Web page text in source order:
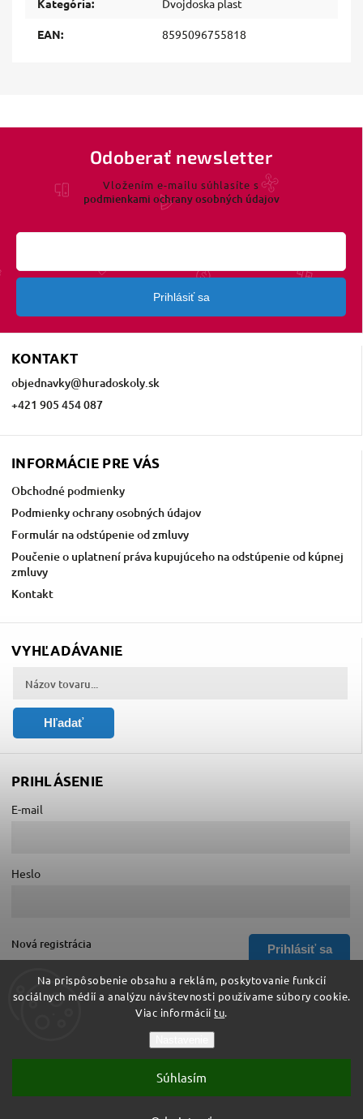
Na prispôsobenie obsahu a reklám, poskytovanie funkcií
sociálnych médií a analýzu návštevnosti používame súbory cookie.
Viac informácií tu.
Súhlasím
Kategória: Dvojdoska plast
EAN: 8595096755818
KONTAKT
objednavky@huradoskoly.sk
+421 905 454 087
INFORMÁCIE PRE VÁS
Obchodné podmienky
Podmienky ochrany osobných údajov
Formulár na odstúpenie od zmluvy
Poučenie o uplatnení práva kupujúceho na odstúpenie od kúpnej
zmluvy
Kontakt
Odoberať newsletter
Vložením e-mailu súhlasíte s
podmienkami ochrany osobných údajov
Prihlásiť sa
VYHĽADÁVANIE
Hľadať
PRIHLÁSENIE
E-mail
Heslo
Prihlásiť sa
Nová registrácia
Zabudnuté heslo
Vytvoril Shoptet
Hurá do školy. Všetky práva vyhradené.
Upraviť nastavenie cookies
Shoptet| Design